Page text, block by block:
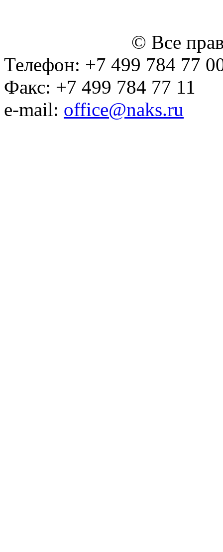
© Все
Телефон: +7 499 784 77
Факс: +7 499 784 77 11
e-mail: office@naks.ru